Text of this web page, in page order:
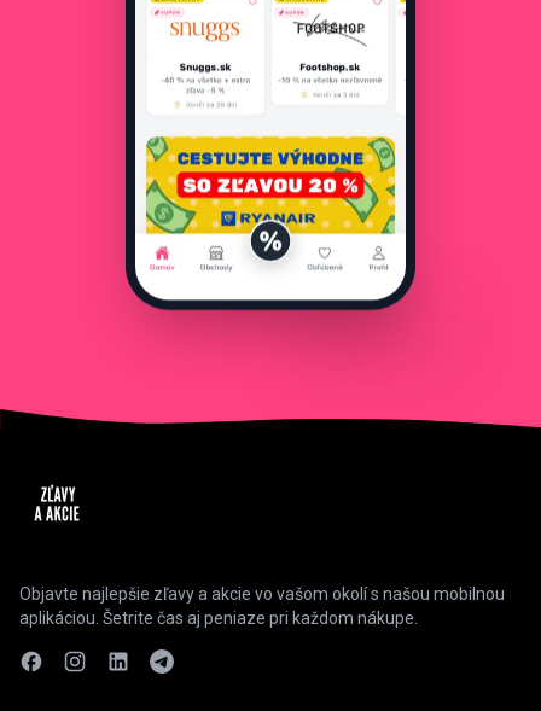
Objavte najlepšie zľavy a akcie vo vašom okolí s našou mobilnou
aplikáciou. Šetrite čas aj peniaze pri každom nákupe.